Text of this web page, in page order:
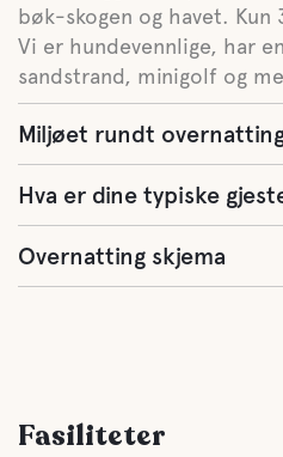
bøk-skogen og havet. Kun
Vi er hundevennlige, har
sandstrand, minigolf og
Miljøet rundt
Hva er dine typiske
Overnatting skjema
Fasiliteter